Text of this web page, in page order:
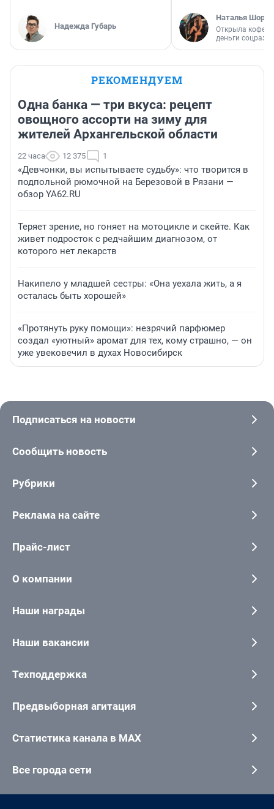
Надежда Губарь
Наталья
Открыла
деньги
РЕКОМЕНДУЕМ
Одна банка — три вкуса: рецепт
овощного ассорти на зиму для
жителей Архангельской области
22 часа 12 375 1
«Девчонки, вы испытываете судьбу»: что творится в
подпольной рюмочной на Березовой в Рязани —
обзор YA62.RU
Теряет зрение, но гоняет на мотоцикле и скейте. Как
живет подросток с редчайшим диагнозом, от
которого нет лекарств
Накипело у младшей сестры: «Она уехала жить, а я
осталась быть хорошей»
«Протянуть руку помощи»: незрячий парфюмер
создал «уютный» аромат для тех, кому страшно, — он
уже увековечил в духах Новосибирск
Подписаться на новости
Сообщить новость
Рубрики
Реклама на сайте
Прайс-лист
О компании
Наши награды
Наши вакансии
Техподдержка
Предвыборная агитация
Статистика канала в MAX
Все города сети